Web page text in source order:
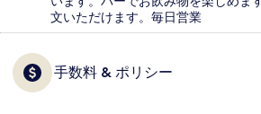
文いただけます。毎日営業
手数料 & ポリシー